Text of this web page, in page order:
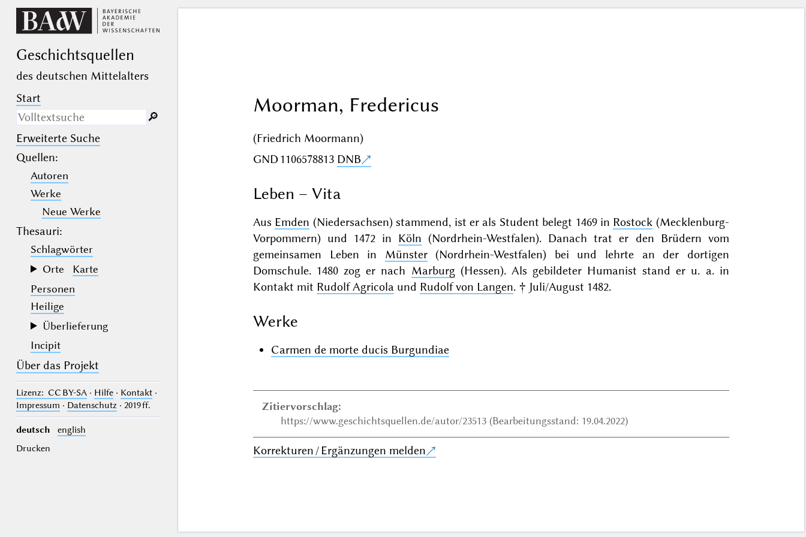
Geschichts­quellen
des deutschen Mittelalters
Start
Nur in Beschreibungs­texten
suchen
(der Unterstrich) ist Platzhalter für
genau ein Zeichen.
(das Prozentzeichen) ist Platzhalter
für kein, ein oder mehr als ein
Zeichen.
🔎︎
Erweiterte Suche
Quellen:
Autoren
Werke
Neue Werke
Thesauri:
Schlagwörter
Orte
Karte
Personen
Heilige
Überlieferung
Incipit
Über das Projekt
Lizenz: CC BY-SA· Hilfe· Kontakt·
Impressum · Datenschutz· 2019 ff.
deutsch
english
Drucken
Moorman, Fredericus
(Friedrich Moormann)
GND1106578813 DNB
Leben – Vita
Aus Emden (Niedersachsen) stammend, ist er als Student belegt 1469 in Rostock (Mecklenburg-
Vorpommern) und 1472 in Köln (Nordrhein-Westfalen). Danach trat er den Brüdern vom
gemeinsamen Leben in Münster(Nordrhein-Westfalen) bei und lehrte an der dortigen
Domschule. 1480 zog er nach Marburg (Hessen). Als gebildeter Humanist stand er u. a. in
Kontakt mit Rudolf Agricolaund Rudolf von Langen. † Juli/August 1482.
Werke
Carmen de morte ducis Burgundiae
Zitiervorschlag:
https://www.geschichtsquellen.de/autor/23513 (Bearbeitungsstand: 19.04.2022)
Korrekturen / Ergänzungen melden